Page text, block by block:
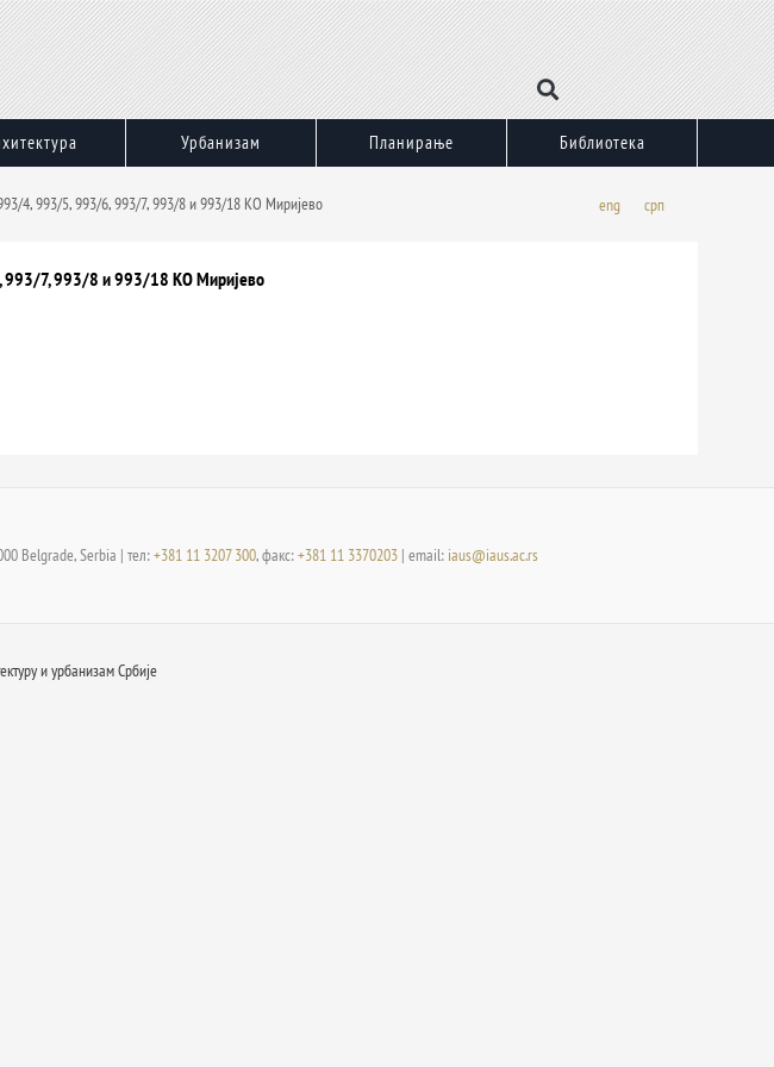
Урбанизам Планирање Библиотека
4, 993/5, 993/6, 993/7, 993/8 и 993/18 КО Миријево eng срп
993/7, 993/8 и 993/18 КО Миријево
Belgrade, Serbia | тел:+381 11 3207 300, факс:+381 11 3370203| email: iaus@iaus.ac.rs
и урбанизам Србије